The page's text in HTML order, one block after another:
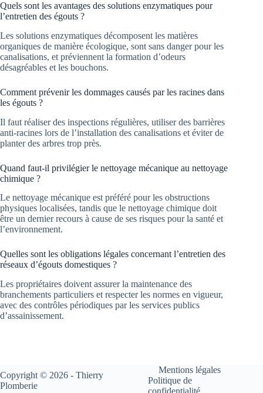
Quels sont les avantages des solutions enzymatiques pour
l’entretien des égouts ?
Les solutions enzymatiques décomposent les matières
organiques de manière écologique, sont sans danger pour les
canalisations, et préviennent la formation d’odeurs
désagréables et les bouchons.
Comment prévenir les dommages causés par les racines dans
les égouts ?
Il faut réaliser des inspections régulières, utiliser des barrières
anti-racines lors de l’installation des canalisations et éviter de
planter des arbres trop près.
Quand faut-il privilégier le nettoyage mécanique au nettoyage
chimique ?
Le nettoyage mécanique est préféré pour les obstructions
physiques localisées, tandis que le nettoyage chimique doit
être un dernier recours à cause de ses risques pour la santé et
l’environnement.
Quelles sont les obligations légales concernant l’entretien des
réseaux d’égouts domestiques ?
Les propriétaires doivent assurer la maintenance des
branchements particuliers et respecter les normes en vigueur,
avec des contrôles périodiques par les services publics
d’assainissement.
Copyright © 2026 - Thierry
Plomberie
Mentions légales
Politique de